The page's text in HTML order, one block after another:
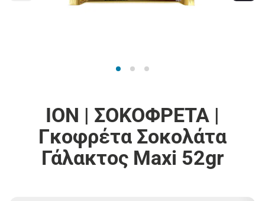
ΙΟΝ | ΣΟΚΟΦΡΕΤΑ |
Γκοφρέτα Σοκολάτα
Γάλακτος Maxi 52gr